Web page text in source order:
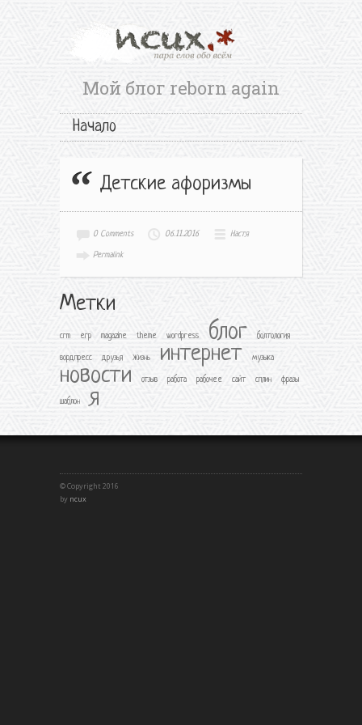
Мой блог reborn again
Начало
Детские афоризмы
0 Comments 06.11.2016 Настя
Permalink
Метки
crm erp magazine theme wordpress блог болтология
вордпресс друзья жизнь интернет музыка
новости отзыв работа рабочее сайт сплин фразы
шаблон я
© Copyright 2016
by ncux